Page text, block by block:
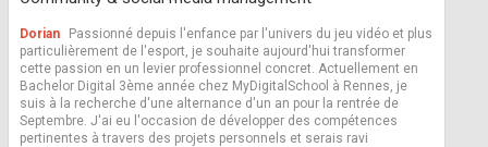
Dorian
Passionné depuis l'enfance par l'univers du jeu vidéo et plus
particulièrement de l'esport, je souhaite aujourd'hui transformer
cette passion en un levier professionnel concret. Actuellement en
Bachelor Digital 3ème année chez MyDigitalSchool à Rennes, je
suis à la recherche d'une alternance d'un an pour la rentrée de
Septembre. J'ai eu l'occasion de développer des compétences
pertinentes à travers des projets personnels et serais ravi